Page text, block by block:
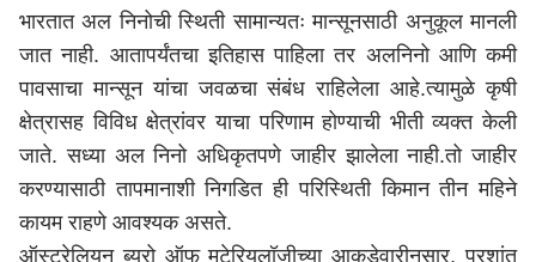
भारतात अल निनोची स्थिती सामान्यतः मान्सूनसाठी अनुकूल मानली
जात नाही. आतापर्यंतचा इतिहास पाहिला तर अलनिनो आणि कमी
पावसाचा मान्सून यांचा जवळचा संबंध राहिलेला आहे.त्यामुळे कृषी
क्षेत्रासह विविध क्षेत्रांवर याचा परिणाम होण्याची भीती व्यक्त केली
जाते. सध्या अल निनो अधिकृतपणे जाहीर झालेला नाही.तो जाहीर
करण्यासाठी तापमानाशी निगडित ही परिस्थिती किमान तीन महिने
कायम राहणे आवश्यक असते.
ऑस्ट्रेलियन ब्युरो ऑफ मटेरियलॉजीच्या आकडेवारीनुसार, प्रशांत